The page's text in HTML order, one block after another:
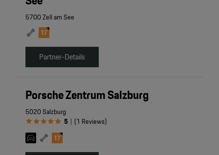
5700 Zell am See
Partner-Details
Porsche Zentrum Salzburg
5020 Salzburg
5 | (1 Reviews)